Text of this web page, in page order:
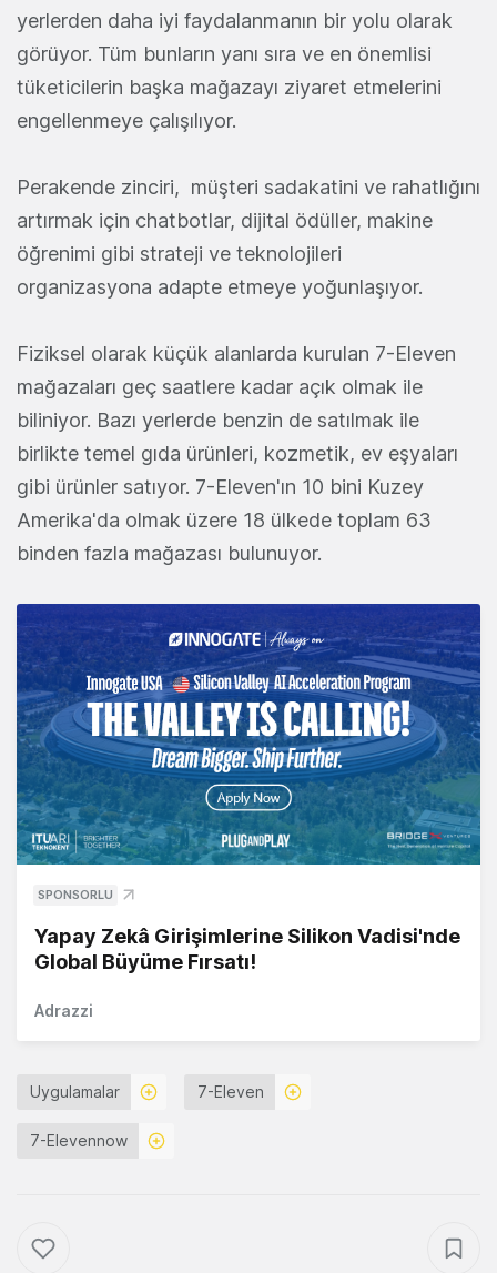
yerlerden daha iyi faydalanmanın bir yolu olarak
görüyor. Tüm bunların yanı sıra ve en önemlisi
tüketicilerin başka mağazayı ziyaret etmelerini
engellenmeye çalışılıyor.
Perakende zinciri, müşteri sadakatini ve rahatlığını
artırmak için chatbotlar, dijital ödüller, makine
öğrenimi gibi strateji ve teknolojileri
organizasyona adapte etmeye yoğunlaşıyor.
Fiziksel olarak küçük alanlarda kurulan 7-Eleven
mağazaları geç saatlere kadar açık olmak ile
biliniyor. Bazı yerlerde benzin de satılmak ile
birlikte temel gıda ürünleri, kozmetik, ev eşyaları
gibi ürünler satıyor. 7-Eleven'ın 10 bini Kuzey
Amerika'da olmak üzere 18 ülkede toplam 63
binden fazla mağazası bulunuyor.
SPONSORLU
Yapay Zekâ Girişimlerine Silikon Vadisi'nde
Global Büyüme Fırsatı!
Adrazzi
Uygulamalar 7-Eleven
7-Elevennow